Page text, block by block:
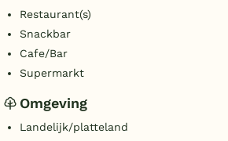
Restaurant(s)
Snackbar
Cafe/Bar
Supermarkt
Omgeving
Landelijk/platteland